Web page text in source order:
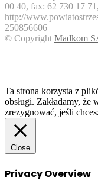
00 40, fax: 62 730 17
http://
250856606
© Copyright Madkom
Ta strona korzysta z
obsługi. Zakładamy, że
zrezygnować, jeśli
Close
Privacy Overview